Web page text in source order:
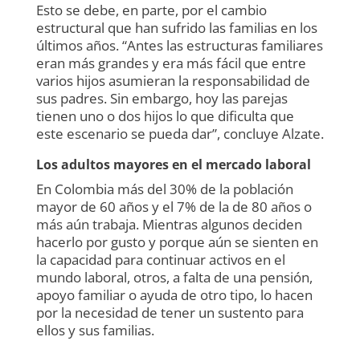
Esto se debe, en parte, por el cambio
estructural que han sufrido las familias en los
últimos años. “Antes las estructuras familiares
eran más grandes y era más fácil que entre
varios hijos asumieran la responsabilidad de
sus padres. Sin embargo, hoy las parejas
tienen uno o dos hijos lo que dificulta que
este escenario se pueda dar”, concluye Alzate.
Los adultos mayores en el mercado laboral
En Colombia más del 30% de la población
mayor de 60 años y el 7% de la de 80 años o
más aún trabaja. Mientras algunos deciden
hacerlo por gusto y porque aún se sienten en
la capacidad para continuar activos en el
mundo laboral, otros, a falta de una pensión,
apoyo familiar o ayuda de otro tipo, lo hacen
por la necesidad de tener un sustento para
ellos y sus familias.